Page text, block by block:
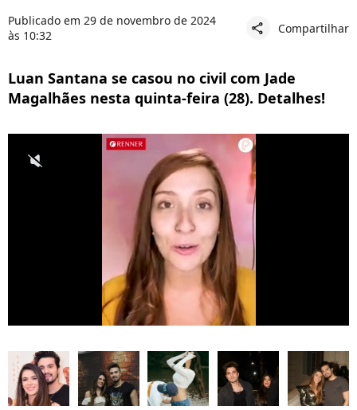
Publicado em 29 de novembro de 2024
às 10:32
share Compartilhar
Luan Santana se casou no civil com Jade
Magalhães nesta quinta-feira (28). Detalhes!